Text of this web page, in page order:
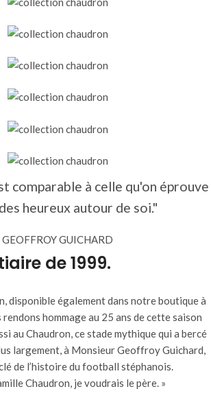
comparable à celle qu'on éprouve
heureux autour de soi."
GEOFFROY GUICHARD
de 1999.
disponible également dans notre boutique à
hommage au 25 ans de cette saison
au Chaudron, ce stade mythique qui a bercé
largement, à Monsieur Geoffroy Guichard,
de l’histoire du football stéphanois.
Chaudron, je voudrais le père. »